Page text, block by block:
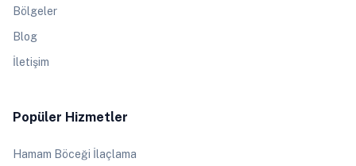
Bölgeler
Blog
İletişim
Popüler Hizmetler
Hamam Böceği İlaçlama